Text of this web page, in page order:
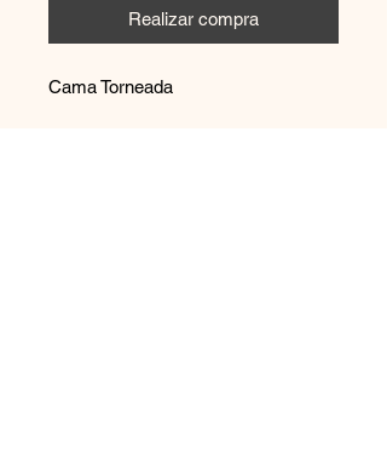
Realizar compra
Cama Torneada